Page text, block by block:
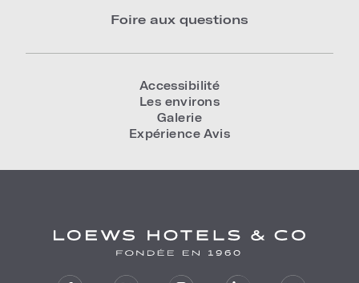
Foire aux questions
Accessibilité
Les environs
Galerie
Expérience Avis